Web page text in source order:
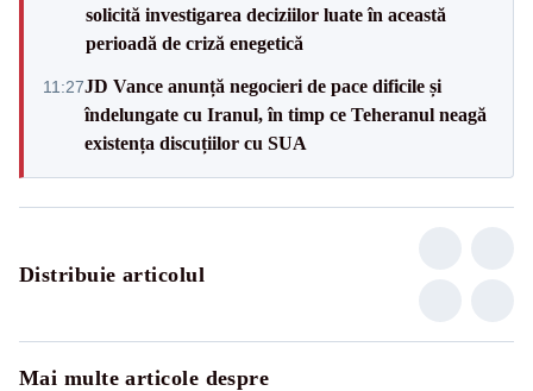
solicită investigarea deciziilor luate în această
perioadă de criză enegetică
11:27JD Vance anunță negocieri de pace dificile și
îndelungate cu Iranul, în timp ce Teheranul neagă
existența discuțiilor cu SUA
Distribuie articolul
Mai multe articole despre